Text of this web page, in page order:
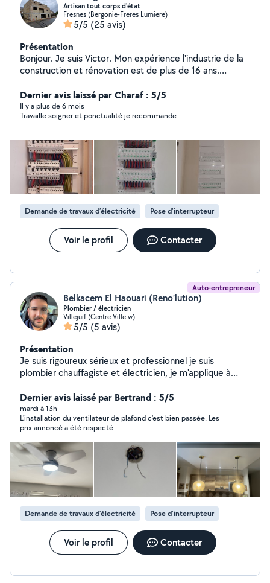
Artisan tout corps d'état
Fresnes (Bergonie-Freres Lumiere)
5/5 (25 avis)
Présentation
Bonjour. Je suis Victor. Mon expérience l'industrie de la
construction et rénovation est de plus de 16 ans.
Dernier avis laissé par Charaf : 5/5
Il y a plus de 6 mois
Travaille soigner et ponctualité.je recommande.
Demande de travaux d’électricité Pose d'interrupteur
Voir le profil Contacter
Auto-entrepreneur
Belkacem El Haouari (Reno’lution)
Plombier / électricien
Villejuif (Centre Ville w)
5/5 (5 avis)
Présentation
Je suis rigoureux sérieux et professionnel je suis
plombier chauffagiste et électricien, je m'applique à
Dernier avis laissé par Bertrand : 5/5
mardi à 13h
L'installation du ventilateur de plafond c'est bien passée. Les
prix annoncé a été respecté.
Demande de travaux d’électricité Pose d'interrupteur
Voir le profil Contacter